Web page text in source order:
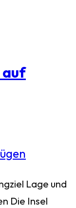
auf
Lage und
Die Insel